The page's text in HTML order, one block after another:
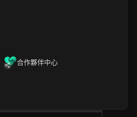
合作夥伴中心